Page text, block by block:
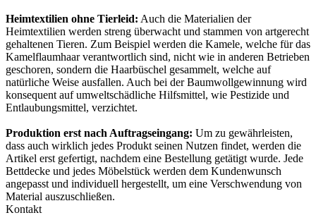
Heimtextilien ohne Tierleid: Auch die Materialien der
Heimtextilien werden streng überwacht und stammen von artgerecht
gehaltenen Tieren. Zum Beispiel werden die Kamele, welche für das
Kamelflaumhaar verantwortlich sind, nicht wie in anderen Betrieben
geschoren, sondern die Haarbüschel gesammelt, welche auf
natürliche Weise ausfallen. Auch bei der Baumwollgewinnung wird
konsequent auf umweltschädliche Hilfsmittel, wie Pestizide und
Entlaubungsmittel, verzichtet.
Produktion erst nach Auftragseingang: Um zu gewährleisten,
dass auch wirklich jedes Produkt seinen Nutzen findet, werden die
Artikel erst gefertigt, nachdem eine Bestellung getätigt wurde. Jede
Bettdecke und jedes Möbelstück werden dem Kundenwunsch
angepasst und individuell hergestellt, um eine Verschwendung von
Material auszuschließen.
Kontakt